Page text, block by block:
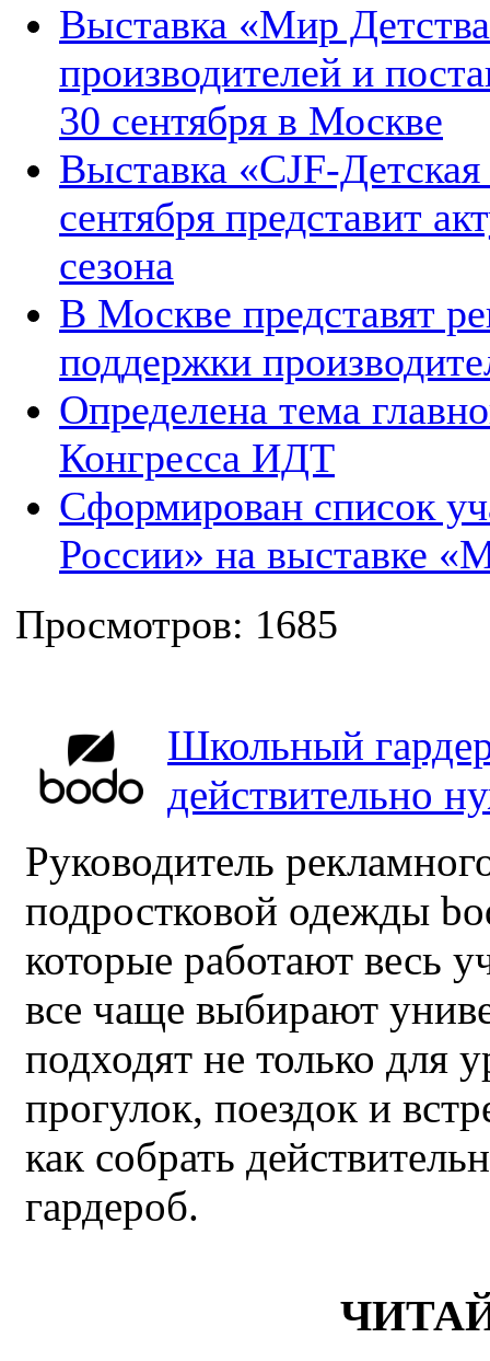
Выставка «Мир
производителей и
30 сентября в Москве
Выставка «CJF-
сентября представит
сезона
В Москве представят
поддержки
Определена тема
Конгресса ИДТ
Сформирован список
России» на выставке
Просмотров: 1685
Школьный
действительно
Руководитель
подростковой одежды
которые работают весь
все чаще выбирают
подходят не только для
прогулок, поездок и
как собрать
гардероб.